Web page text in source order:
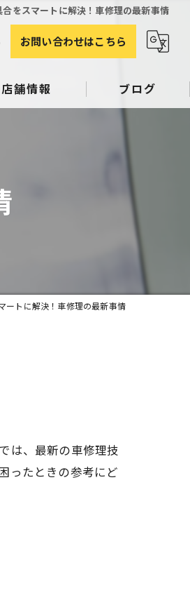
合をスマートに解決！車修理の最新事情
お問い合わせはこちら
店舗情報 ブログ
ートに解決！車修理の最新事情
は、最新の車修理技
ったときの参考にど